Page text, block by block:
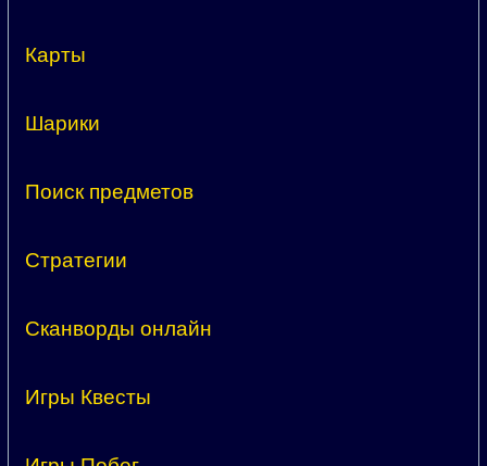
Карты
Шарики
Поиск предметов
Стратегии
Сканворды онлайн
Игры Квесты